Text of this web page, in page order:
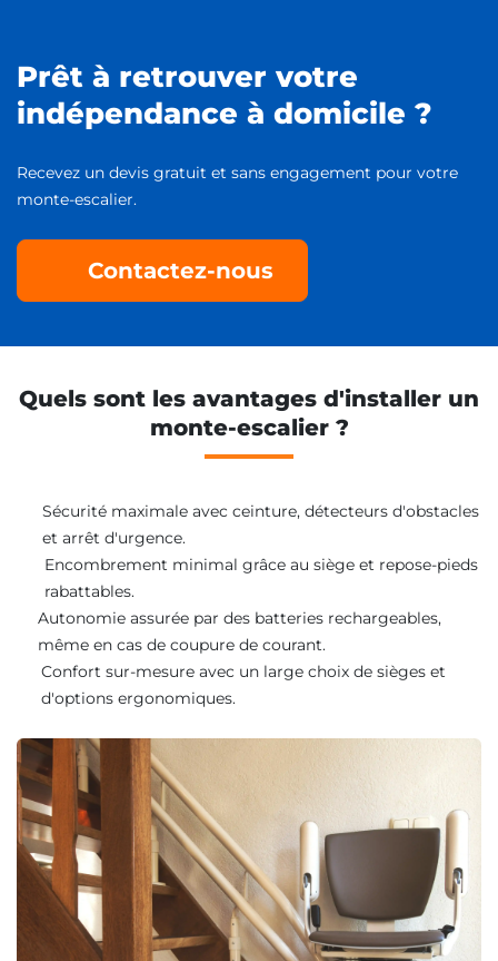
Prêt à retrouver votre
indépendance à domicile ?
Recevez un devis gratuit et sans engagement pour votre
monte-escalier.
Contactez-nous
Quels sont les avantages d'installer un
monte-escalier ?
Sécurité maximale avec ceinture, détecteurs d'obstacles
et arrêt d'urgence.
Encombrement minimal grâce au siège et repose-pieds
rabattables.
Autonomie assurée par des batteries rechargeables,
même en cas de coupure de courant.
Confort sur-mesure avec un large choix de sièges et
d'options ergonomiques.